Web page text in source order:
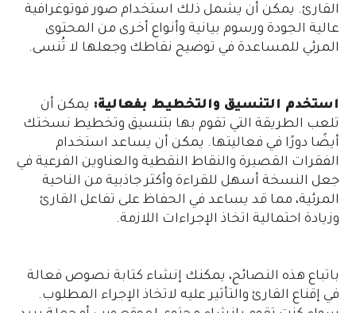
القارئ. يمكن أن يشمل ذلك استخدام صور فوتوغرافية
عالية الجودة ورسوم بيانية وأنواع أخرى من المحتوى
المرئي للمساعدة في توضيح نقاطك وجعلها لا تُنسى.
استخدم التنسيق والتخطيط بفعالية: يمكن أن
تلعب الطريقة التي تقوم بها بتنسيق وتخطيط نسختك
أيضًا دورًا في فعاليتها. يمكن أن يساعد استخدام
الفقرات القصيرة والنقاط النقطية والعناوين الفرعية في
جعل النسخة أسهل للقراءة وأكثر جاذبية من الناحية
المرئية، مما قد يساعد في الحفاظ على تفاعل القارئ
وزيادة احتمالية اتخاذ الإجراءات اللازمة.
باتباع هذه النصائح، يمكنك إنشاء كتابة نصوص فعالة
في إقناع القارئ والتأثير عليه لاتخاذ الإجراء المطلوب.